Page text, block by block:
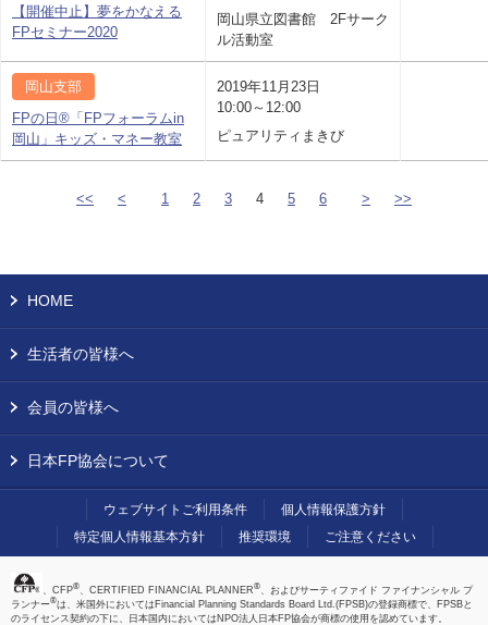
【開催中止】夢をかなえる
FPセミナー2020
岡山県立図書館 2Fサーク
ル活動室
岡山支部
FPの日®「FPフォーラムin
岡山」キッズ・マネー教室
2019年11月23日
10:00～12:00
ピュアリティまきび
<< < 1 2 3 4 5 6 > >>
HOME
生活者の皆様へ
会員の皆様へ
日本FP協会について
ウェブサイトご利用条件
個人情報保護方針
特定個人情報基本方針
推奨環境 ご注意ください
、CFP®、CERTIFIED FINANCIAL PLANNER®、およびサーティファイド ファイナンシャル プ
ランナー®は、米国外においてはFinancial Planning Standards Board Ltd.(FPSB)の登録商標で、FPSBと
のライセンス契約の下に、日本国内においてはNPO法人日本FP協会が商標の使用を認めています。